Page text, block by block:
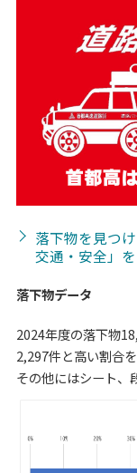
落下物を見つ
交通・安全」
落下物データ
2024年度の落下物
2,297件と高い割合を
その他にはシート、